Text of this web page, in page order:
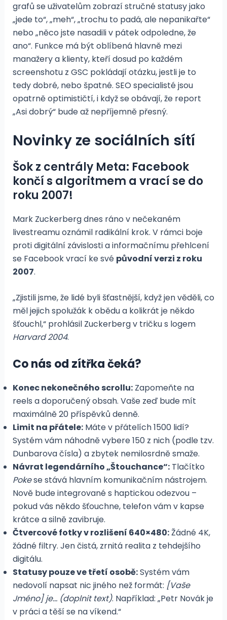
grafů se uživatelům zobrazí stručné statusy jako
„jede to“, „meh“, „trochu to padá, ale nepanikařte“
nebo „něco jste nasadili v pátek odpoledne, že
ano“. Funkce má být oblíbená hlavně mezi
manažery a klienty, kteří dosud po každém
screenshotu z GSC pokládají otázku, jestli je to
tedy dobré, nebo špatné. SEO specialisté jsou
opatrně optimističtí, i když se obávají, že report
„Asi dobrý“ bude až nepříjemně přesný.
Novinky ze sociálních sítí
Šok z centrály Meta: Facebook
končí s algoritmem a vrací se do
roku 2007!
Mark Zuckerberg dnes ráno v nečekaném
livestreamu oznámil radikální krok. V rámci boje
proti digitální závislosti a informačnímu přehlcení
se Facebook vrací ke své původní verzi z roku
2007.
„Zjistili jsme, že lidé byli šťastnější, když jen věděli, co
měl jejich spolužák k obědu a kolikrát je někdo
šťouchl,“ prohlásil Zuckerberg v tričku s logem
Harvard 2004.
Co nás od zítřka čeká?
Konec nekonečného scrollu:Zapomeňte na
reels a doporučený obsah. Vaše zeď bude mít
maximálně 20 příspěvků denně.
Limit na přátele:Máte v přátelích 1500 lidí?
Systém vám náhodně vybere 150 z nich (podle tzv.
Dunbarova čísla) a zbytek nemilosrdně smaže.
Návrat legendárního „Štouchance“:Tlačítko
Pokese stává hlavním komunikačním nástrojem.
Nově bude integrované s haptickou odezvou –
pokud vás někdo šťouchne, telefon vám v kapse
krátce a silně zavibruje.
Čtvercové fotky v rozlišení 640×480:Žádné 4K,
žádné filtry. Jen čistá, zrnitá realita z tehdejšího
digitálu.
Statusy pouze ve třetí osobě:Systém vám
nedovolí napsat nic jiného než formát: [Vaše
Jméno] je… (doplnit text). Například: „Petr Novák je
v práci a těší se na víkend.“